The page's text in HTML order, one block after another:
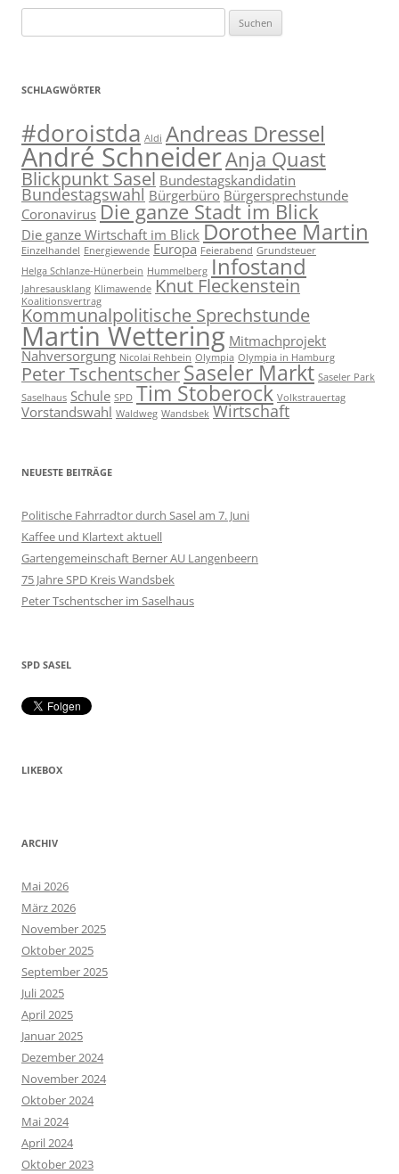
nach:
SCHLAGWÖRTER
#doroistda Aldi Andreas Dressel
André SchneiderAnja Quast
Blickpunkt Sasel Bundestagskandidatin
Bundestagswahl Bürgerbüro Bürgersprechstunde
Coronavirus Die ganze Stadt im Blick
Die ganze Wirtschaft im Blick Dorothee Martin
Einzelhandel Energiewende Europa Feierabend Grundsteuer
Helga Schlanze-Hünerbein Hummelberg Infostand
Jahresausklang Klimawende Knut Fleckenstein
Koalitionsvertrag
Kommunalpolitische Sprechstunde
Martin Wettering Mitmachprojekt
Nahversorgung Nicolai Rehbein Olympia Olympia in Hamburg
Peter TschentscherSaseler Markt Saseler Park
Saselhaus Schule SPD Tim Stoberock Volkstrauertag
Vorstandswahl Waldweg Wandsbek Wirtschaft
NEUESTE BEITRÄGE
Politische Fahrradtor durch Sasel am 7. Juni
Kaffee und Klartext aktuell
Gartengemeinschaft Berner AU Langenbeern
75 Jahre SPD Kreis Wandsbek
Peter Tschentscher im Saselhaus
SPD SASEL
LIKEBOX
ARCHIV
Mai 2026
März 2026
November 2025
Oktober 2025
September 2025
Juli 2025
April 2025
Januar 2025
Dezember 2024
November 2024
Oktober 2024
Mai 2024
April 2024
Oktober 2023